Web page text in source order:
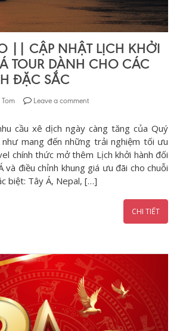
|| CẬP NHẬT LỊCH KHỞI
TOUR DÀNH CHO CÁC
ĐẶC SẮC
Tom Leave a comment
cầu xê dịch ngày càng tăng của Quý
như mang đến những trải nghiệm tối ưu
chính thức mở thêm Lịch khởi hành đối
và điều chỉnh khung giá ưu đãi cho chuỗi
biệt: Tây Á, Nepal, […]
CHI TIẾT